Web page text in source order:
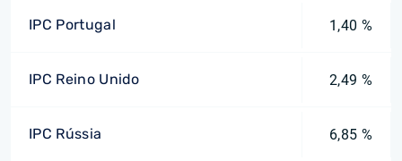
IPC Portugal 1,40 %
IPC Reino Unido 2,49 %
IPC Rússia 6,85 %